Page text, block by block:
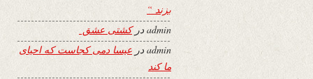
بزند “
adminدرکشتی عشق
adminدر عیسا دمی کجاست که احیای
ما کند